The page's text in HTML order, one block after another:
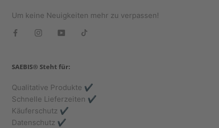
Um keine Neuigkeiten mehr zu verpassen!
SAEBIS® Steht für:
Qualitative Produkte ✔️
Schnelle Lieferzeiten ✔️
Käuferschutz ✔️
Datenschutz ✔️